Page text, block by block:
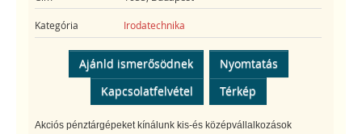
Kategória Irodatechnika
Ajánld ismerősödnek
Nyomtatás
Kapcsolatfelvétel
Térkép
Akciós pénztárgépeket kínálunk kis-és középvállalkozások